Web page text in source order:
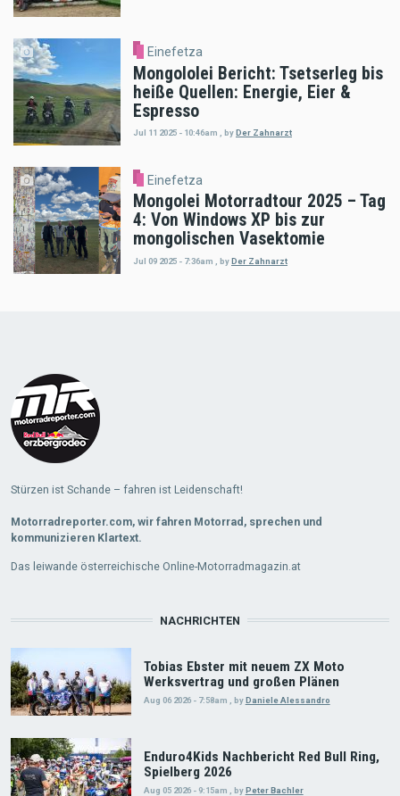
Einefetza
Mongololei Bericht: Tsetserleg bis
heiße Quellen: Energie, Eier &
Espresso
Jul 11 2025 - 10:46am byDer Zahnarzt
Einefetza
Mongolei Motorradtour 2025 – Tag
4: Von Windows XP bis zur
mongolischen Vasektomie
Jul 09 2025 - 7:36am byDer Zahnarzt
Stürzen ist Schande – fahren ist Leidenschaft!
Motorradreporter.com, wir fahren Motorrad, sprechen und
kommunizieren Klartext.
Das leiwande österreichische Online-Motorradmagazin.at
NACHRICHTEN
Tobias Ebster mit neuem ZX Moto
Werksvertrag und großen Plänen
Aug 06 2026 - 7:58am byDaniele Alessandro
Enduro4Kids Nachbericht Red Bull Ring,
Spielberg 2026
Aug 05 2026 - 9:15am byPeter Bachler